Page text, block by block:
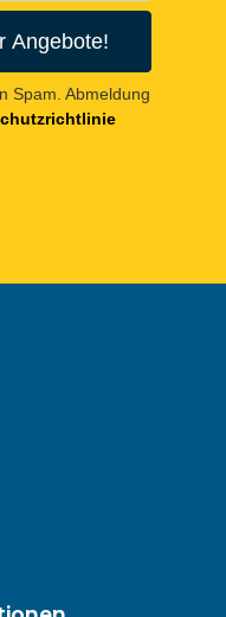
Angebote!
Spam. Abmeldung